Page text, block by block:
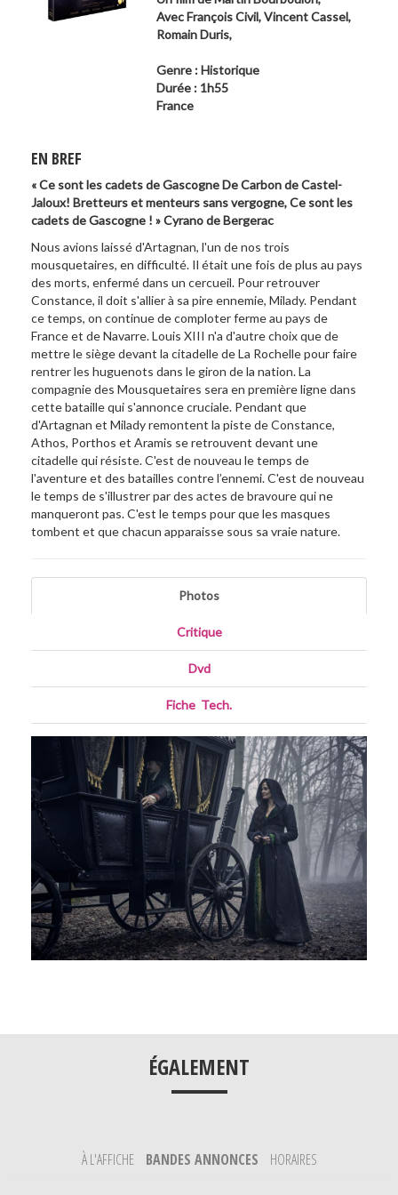
AvecFrançois Civil,Vincent Cassel,
Romain Duris,
Genre : Historique
Durée : 1h55
France
EN BREF
« Ce sont les cadets de Gascogne De Carbon de Castel-
Jaloux! Bretteurs et menteurs sans vergogne, Ce sont les
cadets de Gascogne ! » Cyrano de Bergerac
Nous avions laissé d'Artagnan, l'un de nos trois
mousquetaires, en difficulté. Il était une fois de plus au pays
des morts, enfermé dans un cercueil. Pour retrouver
Constance, il doit s'allier à sa pire ennemie, Milady. Pendant
ce temps, on continue de comploter ferme au pays de
France et de Navarre. Louis XIII n'a d'autre choix que de
mettre le siège devant la citadelle de La Rochelle pour faire
rentrer les huguenots dans le giron de la nation. La
compagnie des Mousquetaires sera en première ligne dans
cette bataille qui s'annonce cruciale. Pendant que
d'Artagnan et Milady remontent la piste de Constance,
Athos, Porthos et Aramis se retrouvent devant une
citadelle qui résiste. C'est de nouveau le temps de
l'aventure et des batailles contre l’ennemi. C'est de nouveau
le temps de s'illustrer par des actes de bravoure qui ne
manqueront pas. C'est le temps pour que les masques
tombent et que chacun apparaisse sous sa vraie nature.
Photos
Critique
Dvd
Fiche Tech.
ÉGALEMENT
___
À L'AFFICHE BANDES ANNONCES HORAIRES